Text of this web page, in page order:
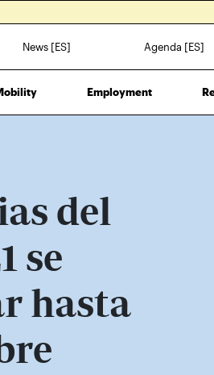
News [ES] Agenda [ES]
Employment
del
se
hasta